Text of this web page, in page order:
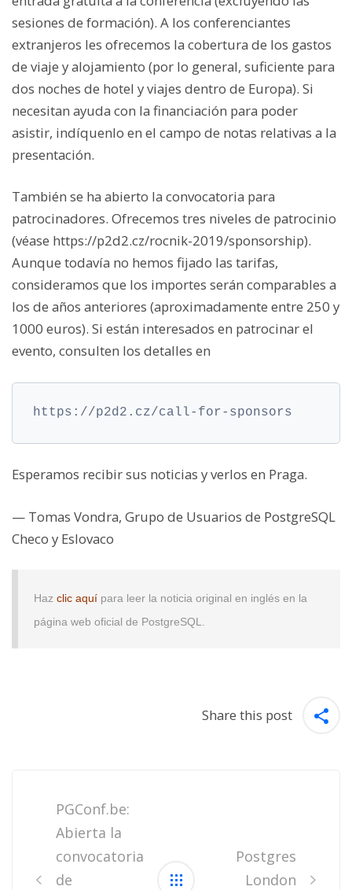
sesiones de formación). A los conferenciantes
extranjeros les ofrecemos la cobertura de los gastos
de viaje y alojamiento (por lo general, suficiente para
dos noches de hotel y viajes dentro de Europa). Si
necesitan ayuda con la financiación para poder
asistir, indíquenlo en el campo de notas relativas a la
presentación.
También se ha abierto la convocatoria para
patrocinadores. Ofrecemos tres niveles de patrocinio
(véase https://p2d2.cz/rocnik-2019/sponsorship).
Aunque todavía no hemos fijado las tarifas,
consideramos que los importes serán comparables a
los de años anteriores (aproximadamente entre 250 y
1000 euros). Si están interesados en patrocinar el
evento, consulten los detalles en
https://p2d2.cz/call-for-sponsors
Esperamos recibir sus noticias y verlos en Praga.
— Tomas Vondra, Grupo de Usuarios de PostgreSQL
Checo y Eslovaco
Haz clic aquí para leer la noticia original en inglés en la
página web oficial de PostgreSQL.
Share this post
navigation
PGConf.be:
Abierta la
convocatoria
de
Postgres
London